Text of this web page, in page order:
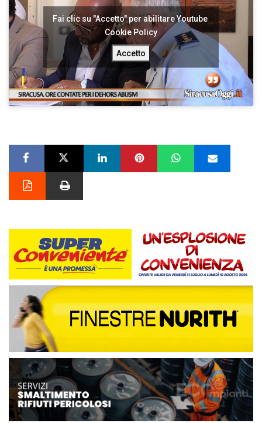
Fai clic su "Accetto" per abilitare Youtube
Cookie Policy
Accetto